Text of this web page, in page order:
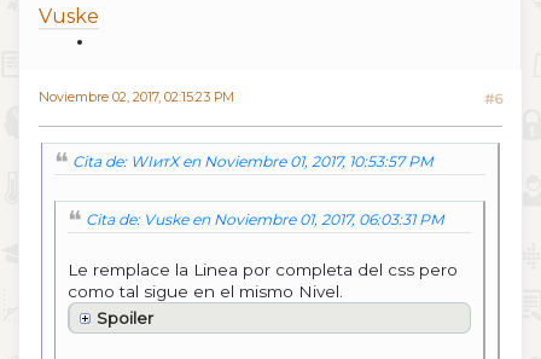
Vuske
Noviembre 02, 2017, 02:15:23 PM #6
Cita de: WIитX en Noviembre 01, 2017, 10:53:57 PM
Cita de: Vuske en Noviembre 01, 2017, 06:03:31 PM
Le remplace la Linea por completa del css pero
como tal sigue en el mismo Nivel.
Spoiler